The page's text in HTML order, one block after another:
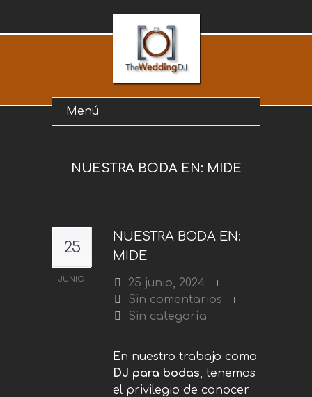
NUESTRA BODA EN: MIDE
25
JUNIO
NUESTRA BODA EN:
MIDE
25 junio, 2024
Sin comentarios
Sin categoría
En nuestro trabajo como
DJ para bodas, tenemos
el privilegio de conocer